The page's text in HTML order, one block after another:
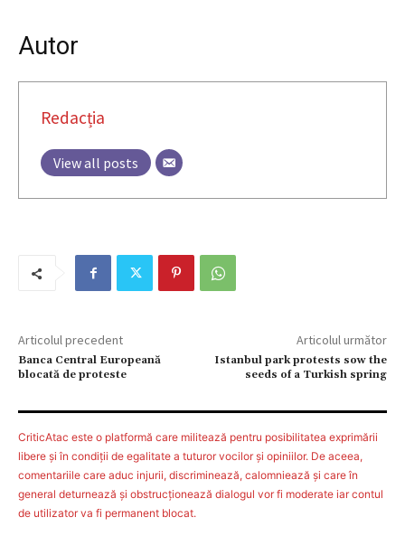
Autor
Redacția
View all posts
Articolul precedent
Banca Central Europeană
blocată de proteste
Articolul următor
Istanbul park protests sow the
seeds of a Turkish spring
CriticAtac este o platformă care militează pentru posibilitatea exprimării
libere şi în condiţii de egalitate a tuturor vocilor şi opiniilor. De aceea,
comentariile care aduc injurii, discriminează, calomniează şi care în
general deturnează şi obstrucţionează dialogul vor fi moderate iar contul
de utilizator va fi permanent blocat.